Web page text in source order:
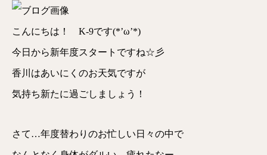
こんにちは！ K-9です(*’ω’*)
今日から新年度スタートですね☆彡
香川はあいにくのお天気ですが
気持ち新たに過ごしましょう！
さて…年度替わりのお忙しい日々の中で